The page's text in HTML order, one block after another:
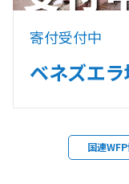
寄付受付中
ベネズエ
国連